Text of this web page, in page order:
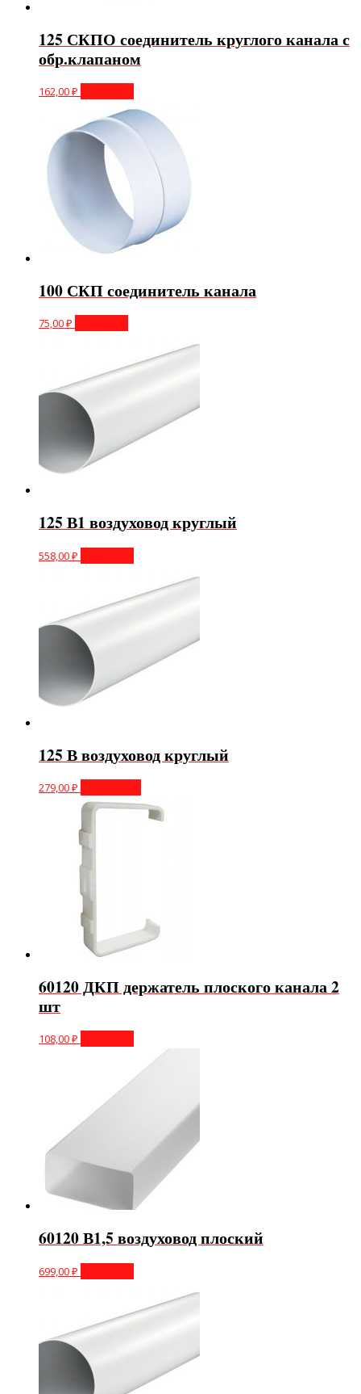
125 СКПО соединитель круглого канала с
обр.клапаном
162,00₽
100 СКП соединитель канала
75,00₽
125 В1 воздуховод круглый
558,00₽
125 В воздуховод круглый
279,00₽
60120 ДКП держатель плоского канала 2
шт
108,00₽
60120 В1,5 воздуховод плоский
699,00₽